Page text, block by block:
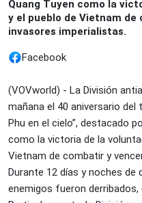
Quang Tuyen como la
y el pueblo de Vietnam
invasores imperialistas.
Facebook
(VOVworld) - La División
mañana el 40 aniversario del
Phu en el cielo”, destacado
como la victoria de la
Vietnam de combatir y
Durante 12 días y noches de
enemigos fueron derribados,